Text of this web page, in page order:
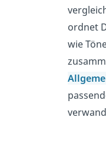
ordnet
wie